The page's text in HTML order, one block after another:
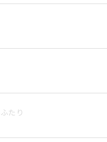
たり